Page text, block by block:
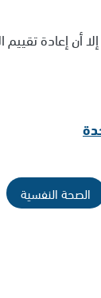
أن إعادة
الصحة النفسية